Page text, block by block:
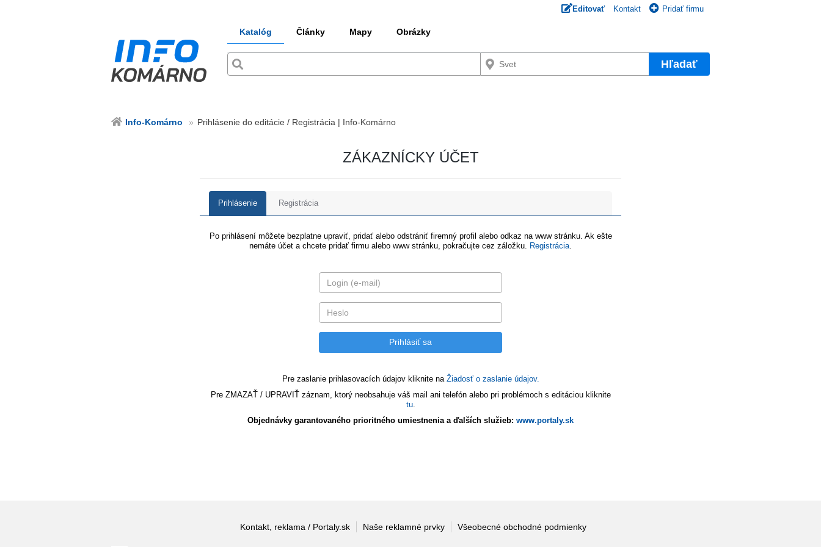
Editovať Kontakt Pridať firmu
Katalóg Články Mapy Obrázky
Hľadať
Info-Komárno Prihlásenie do editácie / Registrácia | Info-Komárno
ZÁKAZNÍCKY ÚČET
Prihlásenie Registrácia
Po prihlásení môžete bezplatne upraviť, pridať alebo odstrániť firemný profil alebo odkaz na www stránku. Ak ešte
nemáte účet a chcete pridať firmu alebo www stránku, pokračujte cez záložku.
Registrácia
Pre zaslanie prihlasovacích údajov kliknite na Žiadosť o zaslanie údajov.
Pre ZMAZAŤ / UPRAVIŤ záznam, ktorý neobsahuje váš mail ani telefón alebo pri problémoch s editáciou kliknite
tu.
Objednávky garantovaného prioritného umiestnenia a ďalších služieb: www.portaly.sk
Kontakt, reklama / Portaly.sk Naše reklamné prvky Všeobecné obchodné podmienky